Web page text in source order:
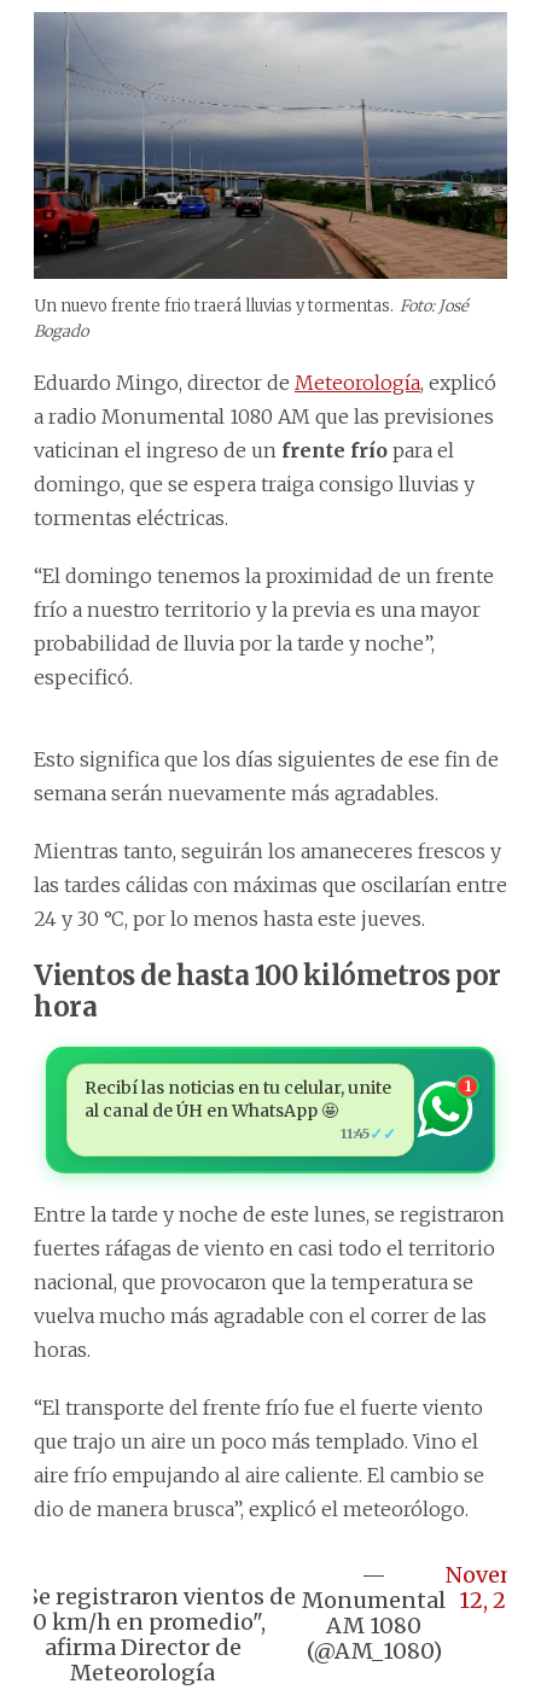
Un nuevo frente frio traerá lluvias y tormentas. Foto: José
Bogado
Eduardo Mingo, director de Meteorología, explicó
a radio Monumental 1080 AM que las previsiones
vaticinan el ingreso de un frente frío para el
domingo, que se espera traiga consigo lluvias y
tormentas eléctricas.
“El domingo tenemos la proximidad de un frente
frío a nuestro territorio y la previa es una mayor
probabilidad de lluvia por la tarde y noche”,
especificó.
Esto significa que los días siguientes de ese fin de
semana serán nuevamente más agradables.
Mientras tanto, seguirán los amaneceres frescos y
las tardes cálidas con máximas que oscilarían entre
24 y 30 °C, por lo menos hasta este jueves.
Vientos de hasta 100 kilómetros por
hora
Recibí las noticias en tu celular, unite
al canal de ÚH en WhatsApp 🤩
11:45✓✓
1
Entre la tarde y noche de este lunes, se registraron
fuertes ráfagas de viento en casi todo el territorio
nacional, que provocaron que la temperatura se
vuelva mucho más agradable con el correr de las
horas.
“El transporte del frente frío fue el fuerte viento
que trajo un aire un poco más templado. Vino el
aire frío empujando al aire caliente. El cambio se
dio de manera brusca”, explicó el meteorólogo.
"Se registraron vientos de
90 km/h en promedio",
afirma Director de
Meteorología
—
Monumental
AM 1080
(@AM_1080)
12,